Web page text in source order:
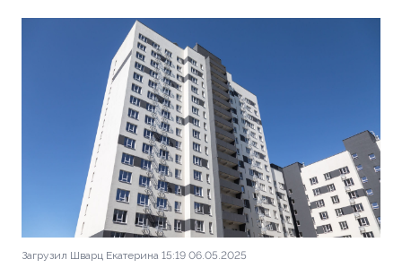
Загрузил Шварц Екатерина 15:19 06.05.2025